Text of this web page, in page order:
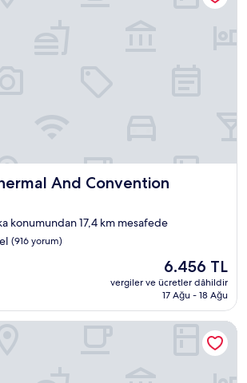
And Convention
And Convention
konumundan 17,4 km mesafede
(916 yorum)
Güncel
fiyat:
6.456 TL
6.456 TL
vergiler ve ücretler dâhildir
17 Ağu - 18 Ağu
İzmir